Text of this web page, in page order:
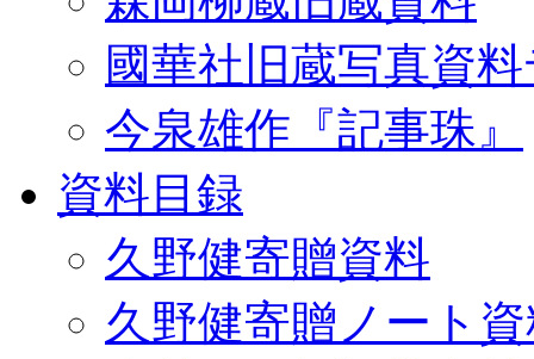
國華社旧蔵写真資
今泉雄作『記事珠』
資料目録
久野健寄贈資料
久野健寄贈ノート